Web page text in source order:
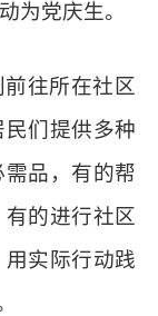
为党庆生。
往所在社区
民们提供多种
品，有的帮
有的进行社区
实际行动践